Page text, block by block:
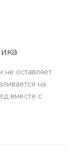
оставляет
на
вместе с